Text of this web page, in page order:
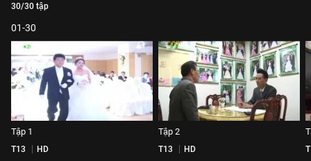
30/30 tập
01-30
Tập 1
T13 HD
Tập 2
T13 HD